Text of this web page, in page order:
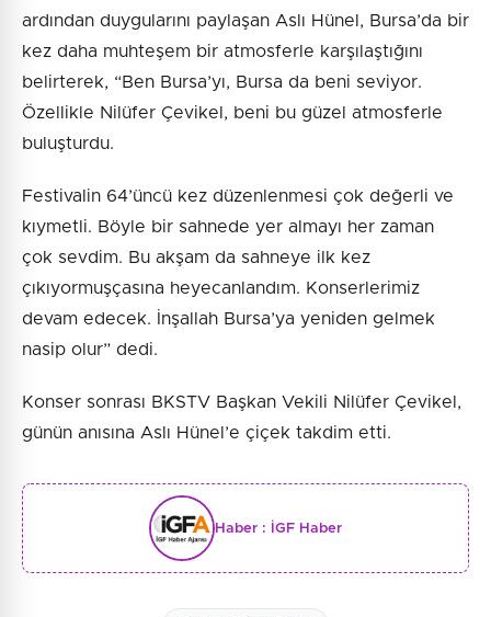
ardından duygularını paylaşan Aslı Hünel, Bursa’da bir
kez daha muhteşem bir atmosferle karşılaştığını
belirterek, “Ben Bursa’yı, Bursa da beni seviyor.
Özellikle Nilüfer Çevikel, beni bu güzel atmosferle
buluşturdu.
Festivalin 64’üncü kez düzenlenmesi çok değerli ve
kıymetli. Böyle bir sahnede yer almayı her zaman
çok sevdim. Bu akşam da sahneye ilk kez
çıkıyormuşçasına heyecanlandım. Konserlerimiz
devam edecek. İnşallah Bursa’ya yeniden gelmek
nasip olur” dedi.
Konser sonrası BKSTV Başkan Vekili Nilüfer Çevikel,
günün anısına Aslı Hünel’e çiçek takdim etti.
Haber : İGF Haber